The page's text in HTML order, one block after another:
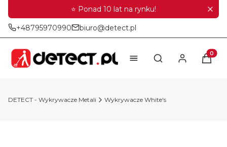
⭐ Ponad 10 lat na rynku!
+48795970990 biuro@detect.pl
Otwórz
DETECT - Wykrywacze Metali Wykrywacze White's